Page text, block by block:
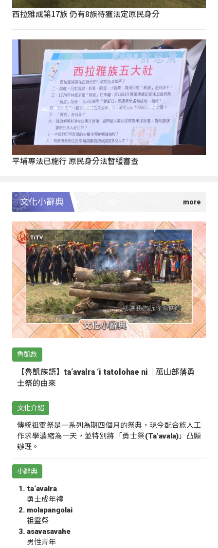
西拉雅成第17族 仍有8族待獲法定原民身分
平埔專法已施行 原民身分法暫緩審查
文化小辭典
魯凱族
【魯凱族語】ta‘avalra ‘i tatolohae ni｜萬山部落勇
士祭的由來
文化介紹
傳統祖靈祭是一系列為期四個月的祭典，現今配合族人工
作求學濃縮為一天，並特別將「勇士祭(Ta‘avala)」凸顯
辦理。
小辭典
ta‘avalra
勇士成年禮
molapangolai
祖靈祭
asavasavahe
男性青年